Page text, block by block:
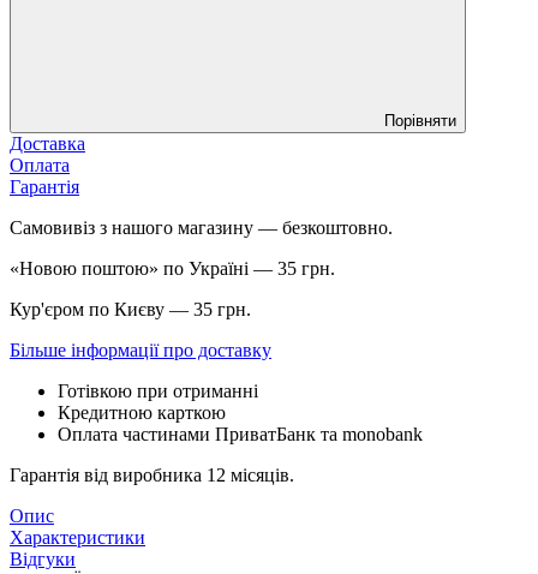
Порівняти
Доставка
Оплата
Гарантія
Самовивіз з нашого магазину — безкоштовно.
«Новою поштою» по Україні — 35 грн.
Кур'єром по Києву — 35 грн.
Більше інформації про доставку
Готівкою при отриманні
Кредитною карткою
Оплата частинами ПриватБанк та monobank
Гарантія від виробника 12 місяців.
Опис
Характеристики
Відгуки